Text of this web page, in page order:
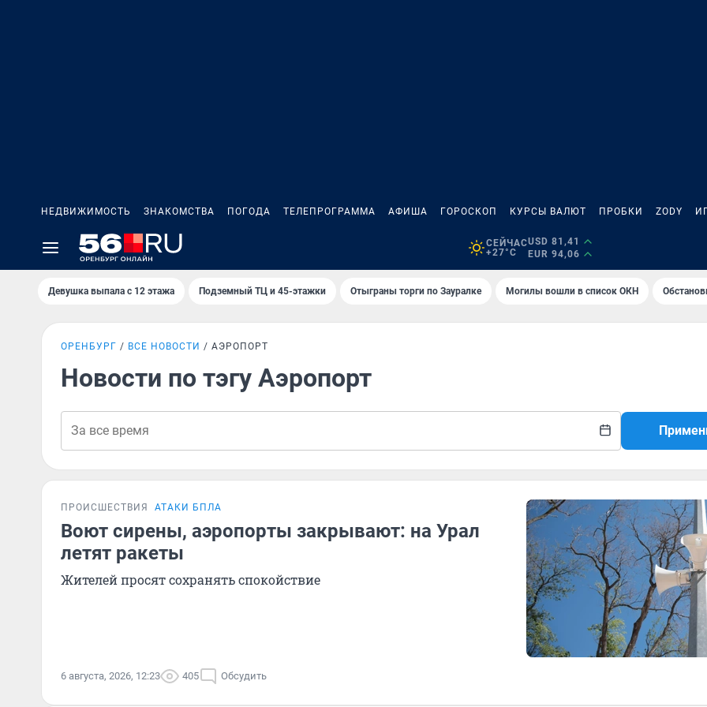
НЕДВИЖИМОСТЬ ЗНАКОМСТВА ПОГОДА ТЕЛЕПРОГРАММА АФИША ГОРОСКОП КУРСЫ ВАЛЮТ ПРОБКИ ZODY
СЕЙЧАС
+27°C
USD 81,41
EUR 94,06
Девушка выпала с 12 этажа Подземный ТЦ и 45-этажки Отыграны торги по Зауралке Могилы вошли в список ОКН
ОРЕНБУРГ ВСЕ НОВОСТИ АЭРОПОРТ
Новости по тэгу Аэропорт
ПРОИСШЕСТВИЯ АТАКИ БПЛА
Воют сирены, аэропорты закрывают: на Урал
летят ракеты
Жителей просят сохранять спокойствие
6 августа, 2026, 12:23 405 Обсудить